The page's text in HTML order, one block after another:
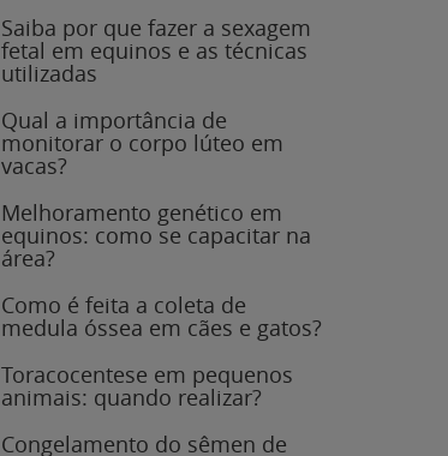
Saiba por que fazer a sexagem
fetal em equinos e as técnicas
utilizadas
Qual a importância de
monitorar o corpo lúteo em
vacas?
Melhoramento genético em
equinos: como se capacitar na
área?
Como é feita a coleta de
medula óssea em cães e gatos?
Toracocentese em pequenos
animais: quando realizar?
Congelamento do sêmen de